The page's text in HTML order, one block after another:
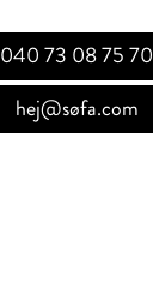
040 73 08 75 70
hej@søfa.com